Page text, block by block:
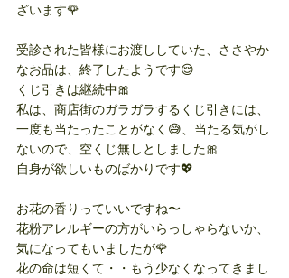
ざいます🌹
受診された皆様にお渡ししていた、ささやか
なお品は、終了したようです😌
くじ引きは継続中🎀
私は、商店街のガラガラするくじ引きには、
一度も当たったことがなく😅、当たる気がし
ないので、空くじ無しとしました🎀
自身が欲しいものばかりです💖
お花の香りっていいですね〜
花粉アレルギーの方がいらっしゃらないか、
気になってもいましたが🌹
花の命は短くて・・もう少なくなってきまし